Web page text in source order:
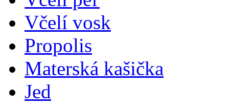
Včelí vosk
Propolis
Materská kašička
Jed